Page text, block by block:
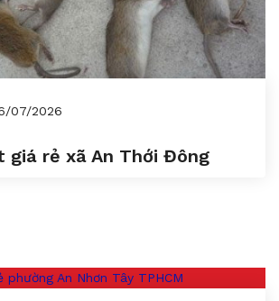
07/2026
giá rẻ xã An Thới Đông